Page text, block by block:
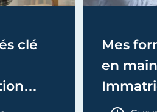
clé
Mes
en